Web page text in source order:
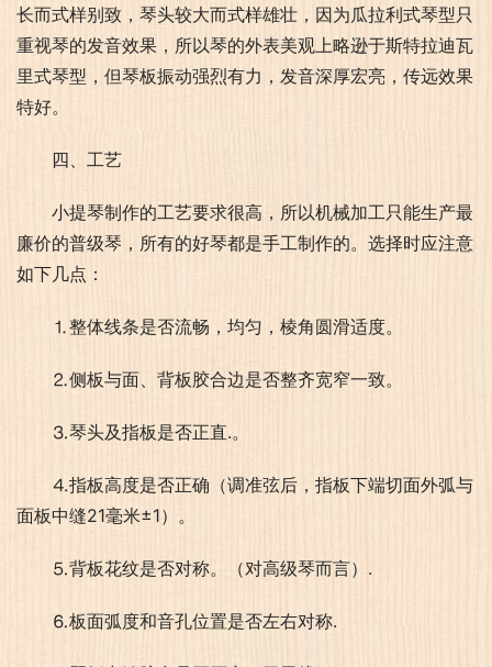
长而式样别致，琴头较大而式样雄壮，因为瓜拉利式琴型只
重视琴的发音效果，所以琴的外表美观上略逊于斯特拉迪瓦
里式琴型，但琴板振动强烈有力，发音深厚宏亮，传远效果
特好。
四、工艺
小提琴制作的工艺要求很高，所以机械加工只能生产最
廉价的普级琴，所有的好琴都是手工制作的。选择时应注意
如下几点：
⒈整体线条是否流畅，均匀，棱角圆滑适度。
⒉侧板与面、背板胶合边是否整齐宽窄一致。
⒊琴头及指板是否正直.。
⒋指板高度是否正确（调准弦后，指板下端切面外弧与
面板中缝21毫米±1）。
⒌背板花纹是否对称。（对高级琴而言）.
⒍板面弧度和音孔位置是否左右对称.